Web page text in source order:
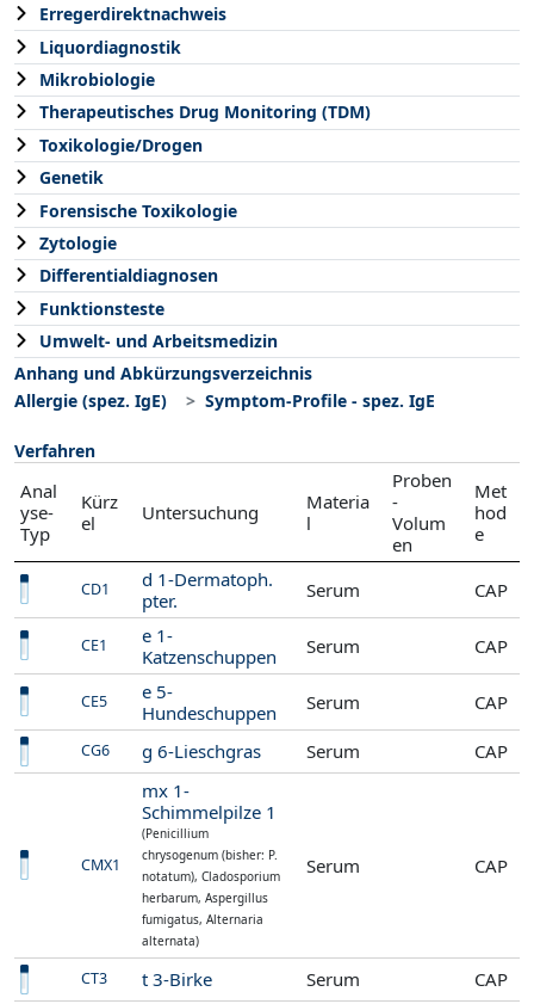
Erregerdirektnachweis
Liquordiagnostik
Mikrobiologie
Therapeutisches Drug Monitoring (TDM)
Toxikologie/Drogen
Genetik
Forensische Toxikologie
Zytologie
Differentialdiagnosen
Funktionsteste
Umwelt- und Arbeitsmedizin
Anhang und Abkürzungsverzeichnis
Allergie (spez. IgE)
Symptom-Profile - spez. IgE
Verfahren
Anal
yse-
Typ
Kürz
el
Untersuchung
Materia
l
Proben
-
Volum
en
Met
hod
e
CD1
d 1-Dermatoph.
pter.
Serum CAP
CE1
e 1-
Katzenschuppen
Serum CAP
CE5
e 5-
Hundeschuppen
Serum CAP
CG6 g 6-Lieschgras Serum CAP
CMX1
mx 1-
Schimmelpilze 1
(Penicillium
chrysogenum (bisher: P.
notatum), Cladosporium
herbarum, Aspergillus
fumigatus, Alternaria
alternata)
Serum CAP
CT3 t 3-Birke Serum CAP